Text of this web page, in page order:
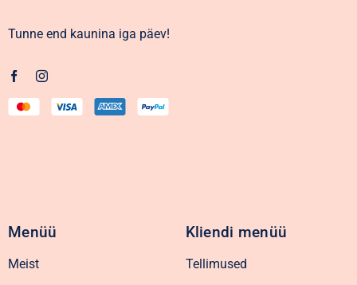
Tunne end kaunina iga päev!
Menüü
Meist
Kliendi menüü
Tellimused